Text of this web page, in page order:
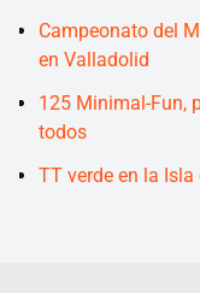
Campeonato del
en Valladolid
125 Minimal-Fun,
todos
TT verde en la